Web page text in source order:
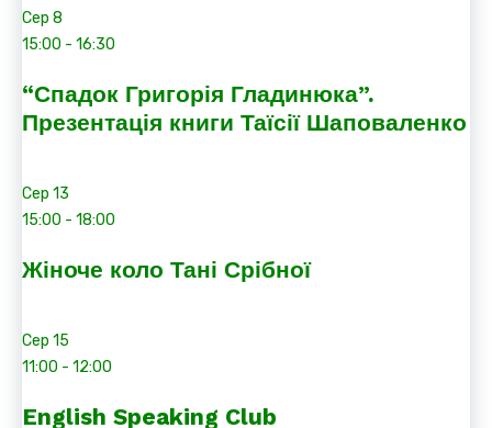
Сер 8
15:00 - 16:30
“Спадок Григорія Гладинюка”.
Презентація книги Таїсії Шаповаленко
Сер 13
15:00 - 18:00
Жіноче коло Тані Срібної
Сер 15
11:00 - 12:00
English Speaking Club